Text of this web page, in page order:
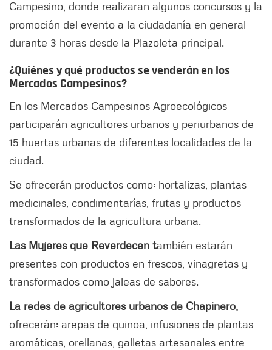
Campesino, donde realizaran algunos concursos y la
promoción del evento a la ciudadanía en general
durante 3 horas desde la Plazoleta principal.
¿Quiénes y qué productos se venderán en los
Mercados Campesinos?
En los Mercados Campesinos Agroecológicos
participarán agricultores urbanos y periurbanos de
15 huertas urbanas de diferentes localidades de la
ciudad.
Se ofrecerán productos como: hortalizas, plantas
medicinales, condimentarías, frutas y productos
transformados de la agricultura urbana.
Las Mujeres que Reverdecen también estarán
presentes con productos en frescos, vinagretas y
transformados como jaleas de sabores.
La redes de agricultores urbanos de Chapinero,
ofrecerán: arepas de quinoa, infusiones de plantas
aromáticas, orellanas, galletas artesanales entre